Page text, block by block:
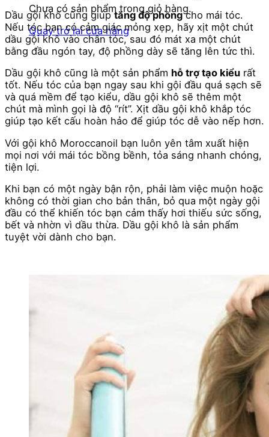
Chưa có sản phẩm trong giỏ hàng.
Quay trở lại cửa hàng
Dầu gội khô cũng giúptăng độ phồngcho mái tóc.
Nếu tóc bạn có cảm giác mỏng xẹp, hãy xịt một chút
dầu gội khô vào chân tóc, sau đó mát xa một chút
bằng đầu ngón tay, độ phồng dày sẽ tăng lên tức thì.
Dầu gội khô cũng là một sản phẩm hỗ trợ tạo kiểu rất
tốt. Nếu tóc của bạn ngay sau khi gội đầu quá sạch sẽ
và quá mềm để tạo kiểu, dầu gội khô sẽ thêm một
chút mà mình gọi là độ “rít”. Xịt dầu gội khô khắp tóc
giúp tạo kết cấu hoàn hảo để giúp tóc dễ vào nếp hơn.
Với gội khô Moroccanoil bạn luôn yên tâm xuất hiện
mọi nơi với mái tóc bồng bềnh, tỏa sáng nhanh chóng,
tiện lợi.
Khi bạn có một ngày bận rộn, phải làm việc muộn hoặc
không có thời gian cho bản thân, bỏ qua một ngày gội
đầu có thể khiến tóc bạn cảm thấy hơi thiếu sức sống,
bết và nhờn vì dầu thừa. Dầu gội khô là sản phẩm
tuyệt vời dành cho bạn.